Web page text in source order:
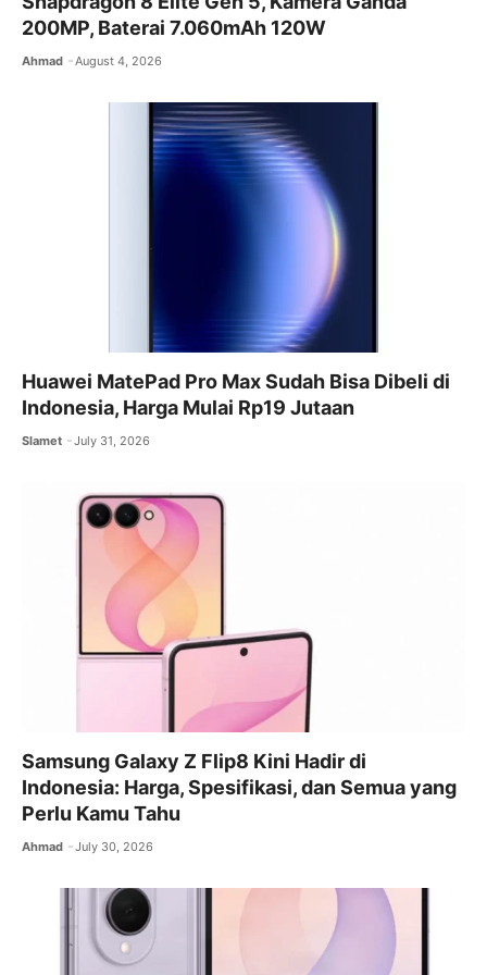
200MP, Baterai 7.060mAh 120W
Ahmad August 4, 2026
Huawei MatePad Pro Max Sudah Bisa Dibeli di
Indonesia, Harga Mulai Rp19 Jutaan
Slamet July 31, 2026
Samsung Galaxy Z Flip8 Kini Hadir di
Indonesia: Harga, Spesifikasi, dan Semua yang
Perlu Kamu Tahu
Ahmad July 30, 2026